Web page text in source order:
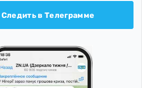
Следить в Телеграмме